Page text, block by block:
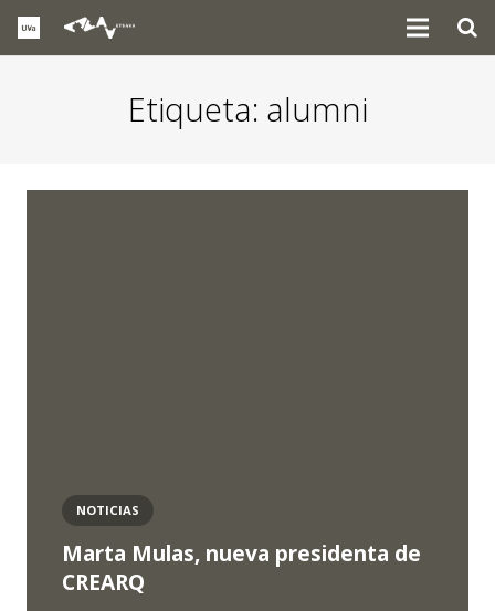
Etiqueta: alumni
Marta Mulas, nueva presidenta de
CREARQ
NOTICIAS